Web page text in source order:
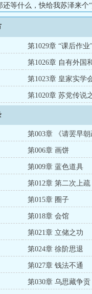
等什么，快给我苏泽来个
法执行？算了算了，先从
第1029章 “课后作业
第1026章 自有外国
第1023章 皇家实学
第1020章 苏党传说
第003章 《请罢早朝
第006章 画饼
第009章 蓝色道具
第012章 第二次上疏
第015章 圈子
第018章 会馆
第021章 立储之功
第024章 徐阶思退
第027章 钱法不通
第030章 乌思藏争贡